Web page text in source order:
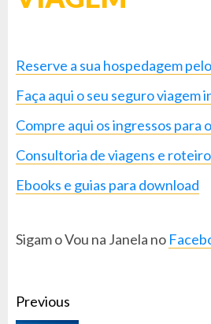
Reserve a sua hospedagem
Faça aqui o seu seguro viagem
Compre aqui os ingressos para
Consultoria de viagens e
Ebooks e guias para download
Sigam o Vou na Janela no
CONTINUE
Previous